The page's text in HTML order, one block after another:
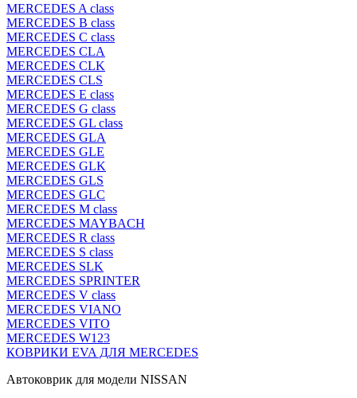
MERCEDES A class
MERCEDES B class
MERCEDES C class
MERCEDES CLA
MERCEDES CLK
MERCEDES CLS
MERCEDES E class
MERCEDES G class
MERCEDES GL class
MERCEDES GLA
MERCEDES GLE
MERCEDES GLK
MERCEDES GLS
MERCEDES GLC
MERCEDES M class
MERCEDES MAYBACH
MERCEDES R class
MERCEDES S class
MERCEDES SLK
MERCEDES SPRINTER
MERCEDES V class
MERCEDES VIANO
MERCEDES VITO
MERCEDES W123
КОВРИКИ EVA ДЛЯ MERCEDES
Автоковрик для модели NISSAN